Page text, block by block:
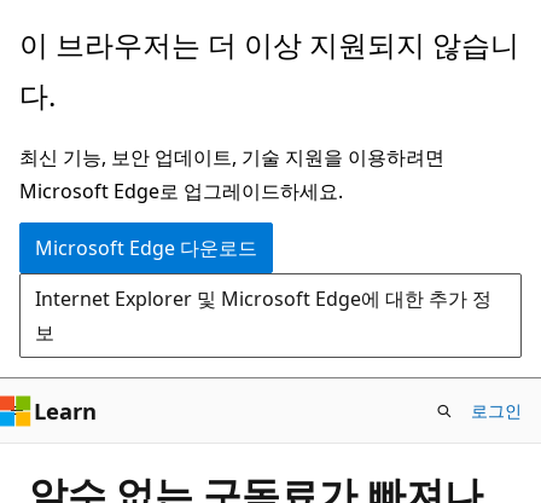
주
콘
츠
로
건
너
뛰
기
이 브라우저는 더 이상 지원되지 않습니
다.
최신 기능, 보안 업데이트, 기술 지원을 이용하려면
Microsoft Edge로 업그레이드하세요.
Microsoft Edge 다운로드
Internet Explorer 및 Microsoft Edge에 대한 추가 정
보
Learn 로그인